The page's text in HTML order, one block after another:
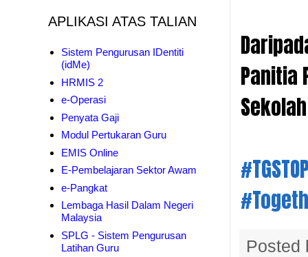
Panitia
APLIKASI ATAS TALIAN
Sistem Pengurusan IDentiti
(idMe)
HRMIS 2
e-Operasi
Penyata Gaji
Modul Pertukaran Guru
EMIS Online
E-Pembelajaran Sektor Awam
e-Pangkat
Lembaga Hasil Dalam Negeri
Malaysia
SPLG - Sistem Pengurusan
Latihan Guru